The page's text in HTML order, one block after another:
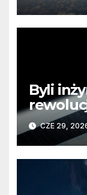
Byli
Koniec
CZE 29,